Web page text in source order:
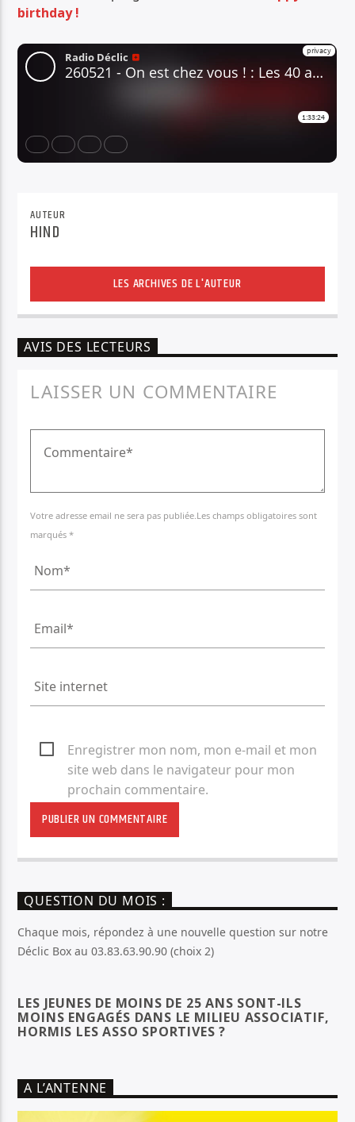
birthday !
AUTEUR
HIND
LES ARCHIVES DE L'AUTEUR
AVIS DES LECTEURS
LAISSER UN COMMENTAIRE
Votre adresse email ne sera pas publiée.Les champs obligatoires sont
marqués *
Enregistrer mon nom, mon e-mail et mon
site web dans le navigateur pour mon
prochain commentaire.
QUESTION DU MOIS :
Chaque mois, répondez à une nouvelle question sur notre
Déclic Box au 03.83.63.90.90 (choix 2)
LES JEUNES DE MOINS DE 25 ANS SONT-ILS
MOINS ENGAGÉS DANS LE MILIEU ASSOCIATIF,
HORMIS LES ASSO SPORTIVES ?
A L’ANTENNE